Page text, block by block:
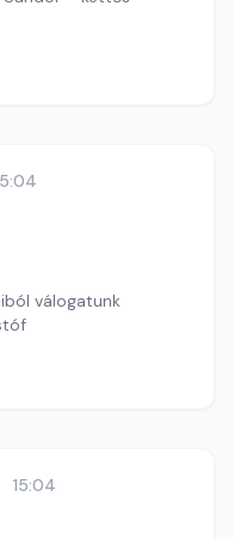
válogatunk
15:04